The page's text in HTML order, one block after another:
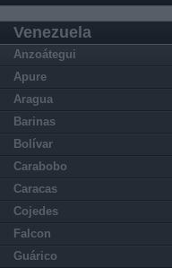
Venezuela
Anzoátegui
Apure
Aragua
Barinas
Bolívar
Carabobo
Caracas
Cojedes
Falcon
Guárico